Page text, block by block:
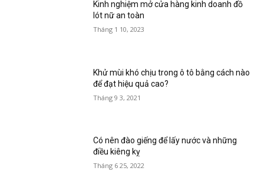
Kinh nghiệm mở cửa hàng kinh doanh đồ
lót nữ an toàn
Tháng 1 10, 2023
Khử mùi khó chịu trong ô tô bằng cách nào
để đạt hiệu quả cao?
Tháng 9 3, 2021
Có nên đào giếng để lấy nước và những
điều kiêng kỵ
Tháng 6 25, 2022